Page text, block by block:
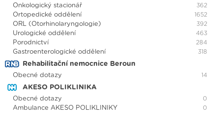
Onkologický stacionář 362
Ortopedické oddělení 1652
ORL (Otorhinolaryngologie) 392
Urologické oddělení 463
Porodnictví 284
Gastroenterologické oddělení 318
Rehabilitační nemocnice Beroun
Obecné dotazy 14
AKESO POLIKLINIKA
Obecné dotazy 0
Ambulance AKESO POLIKLINIKY 0